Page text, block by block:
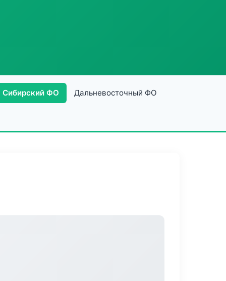
Сибирский ФО Дальневосточный ФО